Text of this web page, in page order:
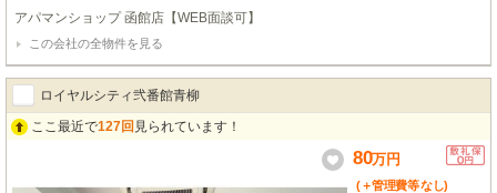
せはアパマンショップ函館地域№1の物件取扱数の函館店0138-46-9300まで☆
アパマンショップ 函館店【WEB面談可】
この会社の全物件を見る
ロイヤルシティ弐番館青柳
ここ最近で127回 見られています！
80万円
(＋管理費等なし)